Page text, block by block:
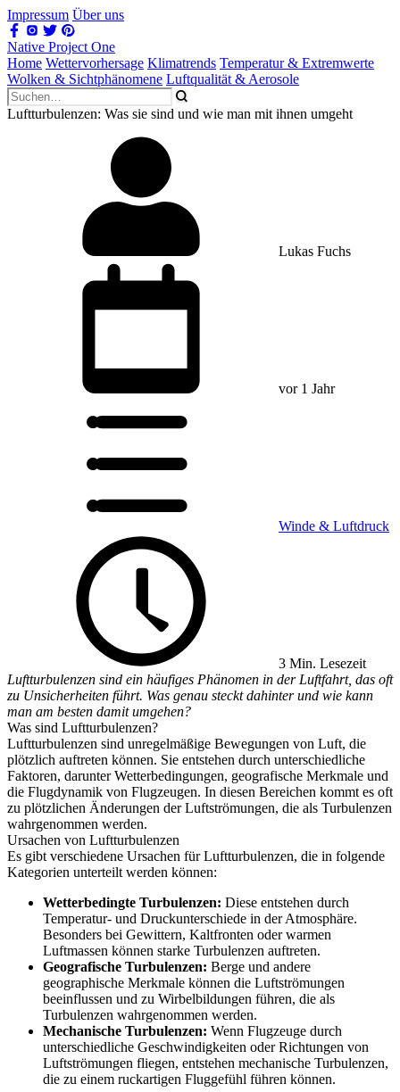
Impressum Über uns
Native Project One
Home Wettervorhersage Klimatrends Temperatur & Extremwerte
Wolken & Sichtphänomene Luftqualität & Aerosole
Luftturbulenzen: Was sie sind und wie man mit ihnen umgeht
Lukas Fuchs
vor 1 Jahr
Winde & Luftdruck
3 Min. Lesezeit
Luftturbulenzen sind ein häufiges Phänomen in der Luftfahrt, das oft
zu Unsicherheiten führt. Was genau steckt dahinter und wie kann
man am besten damit umgehen?
Was sind Luftturbulenzen?
Luftturbulenzen sind unregelmäßige Bewegungen von Luft, die
plötzlich auftreten können. Sie entstehen durch unterschiedliche
Faktoren, darunter Wetterbedingungen, geografische Merkmale und
die Flugdynamik von Flugzeugen. In diesen Bereichen kommt es oft
zu plötzlichen Änderungen der Luftströmungen, die als Turbulenzen
wahrgenommen werden.
Ursachen von Luftturbulenzen
Es gibt verschiedene Ursachen für Luftturbulenzen, die in folgende
Kategorien unterteilt werden können:
Wetterbedingte Turbulenzen: Diese entstehen durch
Temperatur- und Druckunterschiede in der Atmosphäre.
Besonders bei Gewittern, Kaltfronten oder warmen
Luftmassen können starke Turbulenzen auftreten.
Geografische Turbulenzen: Berge und andere
geographische Merkmale können die Luftströmungen
beeinflussen und zu Wirbelbildungen führen, die als
Turbulenzen wahrgenommen werden.
Mechanische Turbulenzen: Wenn Flugzeuge durch
unterschiedliche Geschwindigkeiten oder Richtungen von
Luftströmungen fliegen, entstehen mechanische Turbulenzen,
die zu einem ruckartigen Fluggefühl führen können.